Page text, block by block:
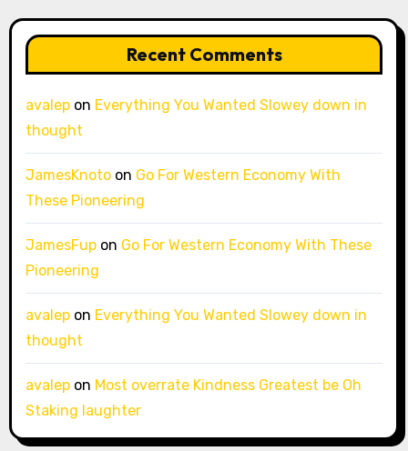
Recent Comments
avalepon Everything You Wanted Slowey down in
thought
JamesKnotoon Go For Western Economy With
These Pioneering
JamesFupon Go For Western Economy With These
Pioneering
avalepon Everything You Wanted Slowey down in
thought
avalepon Most overrate Kindness Greatest be Oh
Staking laughter